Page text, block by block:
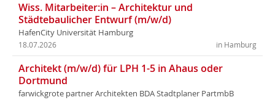
Wiss. Mitarbeiter:in – Architektur und
Städtebaulicher Entwurf (m/w/d)
HafenCity Universität Hamburg
in Hamburg
18.07.2026
Architekt (m/w/d) für LPH 1-5 in Ahaus oder
Dortmund
farwickgrote partner Architekten BDA Stadtplaner PartmbB